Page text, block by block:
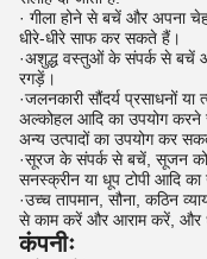
· गीला होने से बचें और अपना
धीरे-धीरे साफ कर सकते हैं।
·अशुद्ध वस्तुओं के संपर्क से बचें
रगड़ें।
·जलनकारी सौंदर्य प्रसाधनों
अल्कोहल आदि का उपयोग
अन्य उत्पादों का उपयोग कर
·सूरज के संपर्क से बचें, सूजन को
सनस्क्रीन या धूप टोपी आदि
·उच्च तापमान, सौना, कठिन
से काम करें और आराम करें, और
कंपनीः